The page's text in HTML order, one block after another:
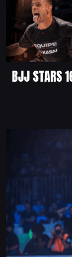
BJJ STARS